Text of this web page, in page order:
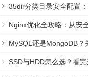
35dir分类目录安全配置：关闭危险PHP配置
Nginx优化全攻略：从安
MySQL还是MongoDB？关系型与NoSQL六
SSD与HDD怎么选？看